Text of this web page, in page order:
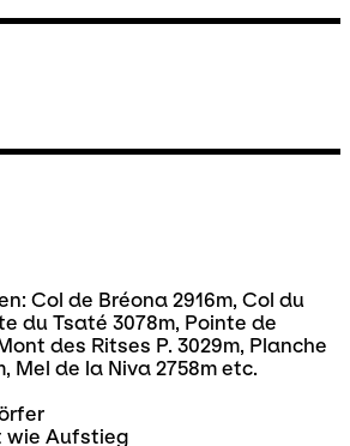
Col de Bréona 2916m, Col du
du Tsaté 3078m, Pointe de
des Ritses P. 3029m, Planche
Mel de la Niva 2758m etc.
wie Aufstieg